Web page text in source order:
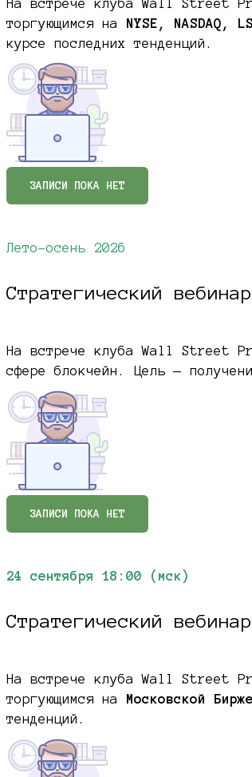
На встрече клуба Wall Street
торгующимся на NYSE, NASDAQ,
курсе последних тенденций.
ЗАПИСИ ПОКА НЕТ
Лето-осень 2026
Стратегический
На встрече клуба Wall Street
сфере блокчейн. Цель —
ЗАПИСИ ПОКА НЕТ
24 сентября 18:00 (мск)
Стратегический
На встрече клуба Wall Street
торгующимся на Московской Бирже
тенденций.